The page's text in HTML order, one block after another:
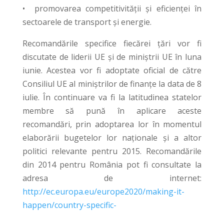
• promovarea competitivității și eficienței în
sectoarele de transport și energie.
Recomandările specifice fiecărei țări vor fi
discutate de liderii UE și de miniștrii UE în luna
iunie. Acestea vor fi adoptate oficial de către
Consiliul UE al miniștrilor de finanțe la data de 8
iulie. În continuare va fi la latitudinea statelor
membre să pună în aplicare aceste
recomandări, prin adoptarea lor în momentul
elaborării bugetelor lor naționale și a altor
politici relevante pentru 2015. Recomandările
din 2014 pentru România pot fi consultate la
adresa de internet:
http://ec.europa.eu/europe2020/making-it-
happen/country-specific-